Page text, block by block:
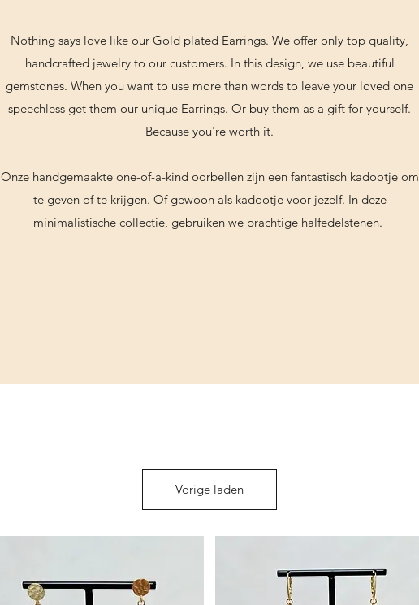
Nothing says love like our Gold plated Earrings. We offer only top quality,
handcrafted jewelry to our customers. In this design, we use beautiful
gemstones. When you want to use more than words to leave your loved one
speechless get them our unique Earrings. Or buy them as a gift for yourself.
Because you're worth it.
Onze handgemaakte one-of-a-kind oorbellen zijn een fantastisch kadootje om
te geven of te krijgen. Of gewoon als kadootje voor jezelf. In deze
minimalistische collectie, gebruiken we prachtige halfedelstenen.
Vorige laden